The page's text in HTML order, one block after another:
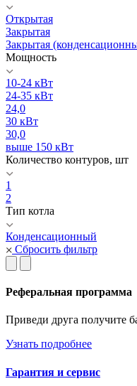
Открытая
Закрытая
Закрытая
Мощность
10-24 кВт
24-35 кВт
24,0
30 кВт
30,0
выше 150 кВт
Количество контуров, шт
1
2
Тип котла
Конденсационный
Сбросить фильтр
Реферальная программа
Приведи друга получите
Узнать подробнее
Гарантия и сервис